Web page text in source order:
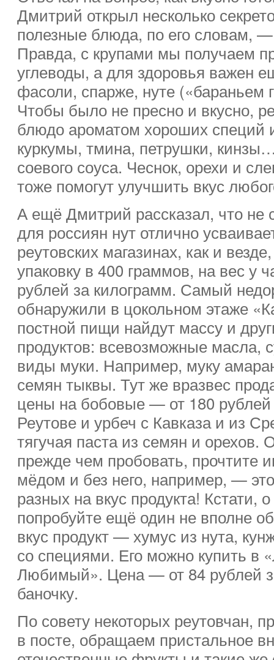
Дмитрий открыл несколько
полезные блюда, по его словам,
Правда, с крупами мы получаем
углеводы, а для здоровья важен
фасоли, спарже, нуте («бараньем
Чтобы было не пресно и вкусно,
блюдо ароматом хороших специй
куркумы, тмина, петрушки,
соевого соуса. Чеснок, орехи и
тоже помогут улучшить вкус
А ещё Дмитрий рассказал, что
для россиян нут отлично
реутовских магазинах, как и
упаковку в 400 граммов, на вес у
рублей за килограмм. Самый
обнаружили в цокольном этаже
постной пищи найдут массу и
продуктов: всевозможные масла,
виды муки. Например, муку
семян тыквы. Тут же вразвес
цены на бобовые — от 180
Реутове и урбеч с Кавказа и из
тягучая паста из семян и орехов.
прежде чем пробовать, прочтите
мёдом и без него, например, —
разных на вкус продукта! Кстати,
попробуйте ещё один не вполне
вкус продукт — хумус из нута,
со специями. Его можно купить в
Любимый». Цена — от 84 рублей
баночку.
По совету некоторых реутовчан,
в посте, обращаем пристальное